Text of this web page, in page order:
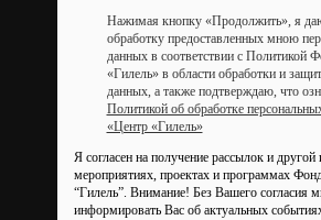
Нажимая кнопку «Продолжить», я даю
обработку предоставленных мною
данных в соответствии с Политикой
«Гилель» в области обработки и
данных, а также подтверждаю, что
Политикой об обработке
«Центр «Гилель»
Я согласен на получение рассылок и
мероприятиях, проектах и программах
“Гилель”. Внимание! Без Вашего согласия
информировать Вас об актуальных